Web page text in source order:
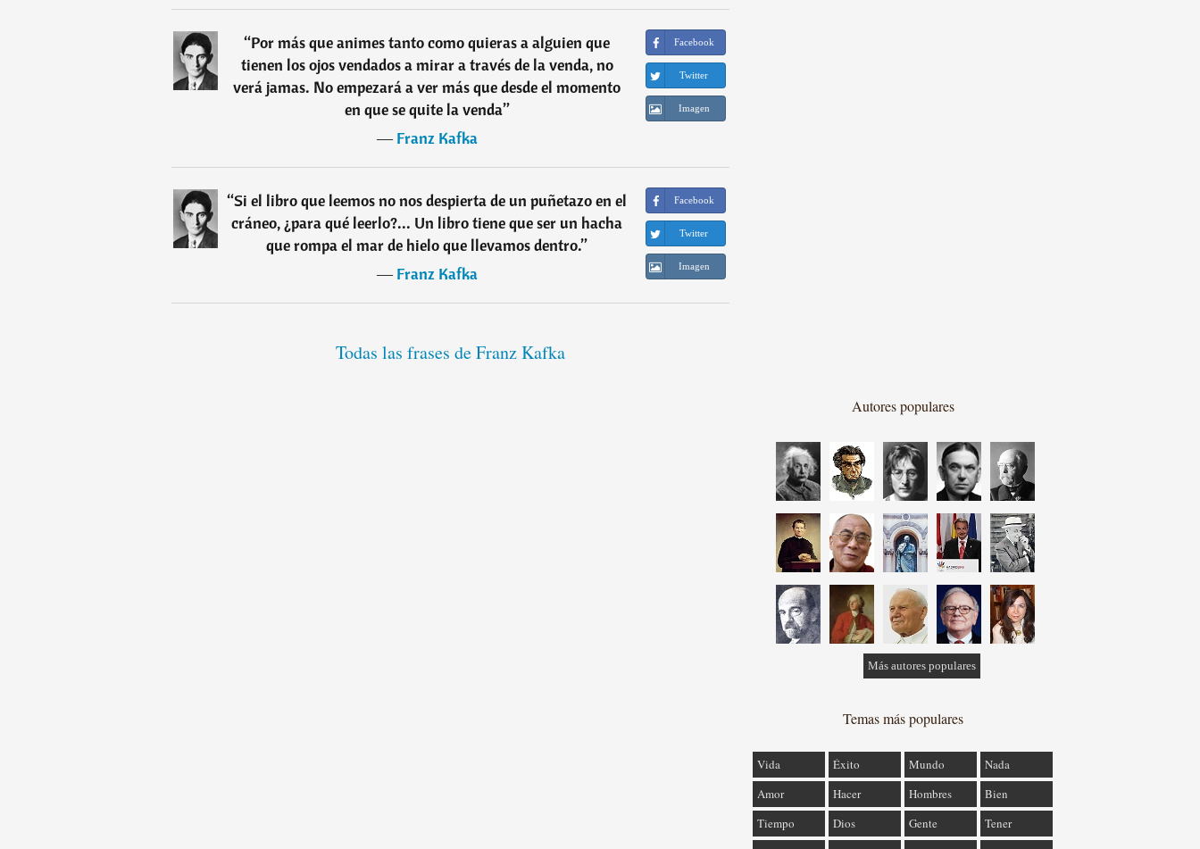
“Por más que animes tanto como quieras a alguien que
tienen los ojos vendados a mirar a través de la venda, no
verá jamas. No empezará a ver más que desde el momento
en que se quite la venda”
―Franz Kafka
Facebook
Twitter
Imagen
“Si el libro que leemos no nos despierta de un puñetazo en el
cráneo, ¿para qué leerlo?... Un libro tiene que ser un hacha
que rompa el mar de hielo que llevamos dentro.”
―Franz Kafka
Facebook
Twitter
Imagen
Todas las frases de Franz Kafka
Autores populares
Más autores populares
Temas más populares
Vida Éxito Mundo
Nada
Amor
Hacer Hombres
Bien
Tiempo
Dios Gente
Tener